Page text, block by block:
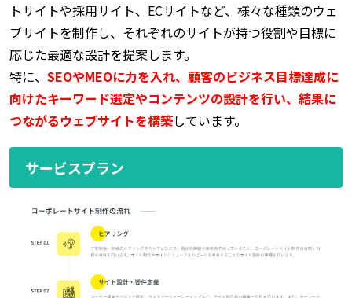
トサイトや採用サイト、ECサイトなど、様々な種類のウェ
ブサイトを制作し、それぞれのサイトが持つ役割や目標に
応じた最適な設計を提案します。
特に、 SEOやMEOに力を入れ、顧客のビジネス目標達成に
向けたキーワード選定やコンテンツの設計を行い、結果に
つながるウェブサイトを構築しています。
サービスプラン